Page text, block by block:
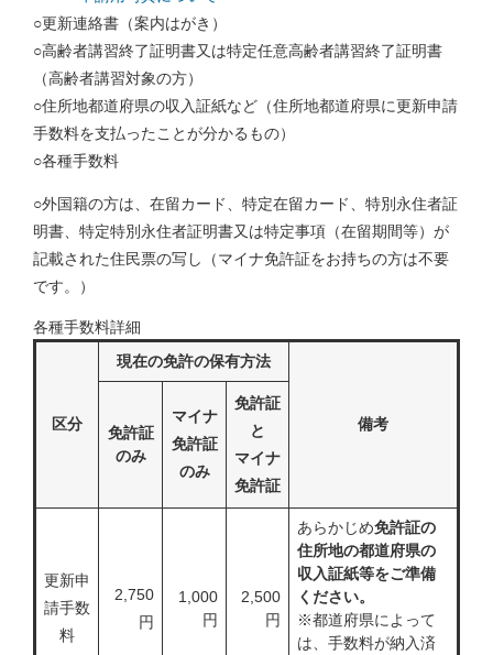
○更新連絡書（案内はがき）
○高齢者講習終了証明書又は特定任意高齢者講習終了証明書
（高齢者講習対象の方）
○住所地都道府県の収入証紙など（住所地都道府県に更新申請
手数料を支払ったことが分かるもの）
○各種手数料
○外国籍の方は、在留カード、特定在留カード、特別永住者証
明書、特定特別永住者証明書又は特定事項（在留期間等）が
記載された住民票の写し（マイナ免許証をお持ちの方は不要
です。）
各種手数料詳細
区分
現在の免許の保有方法
備考
免許証
のみ
マイナ
免許証
のみ
免許証
と
マイナ
免許証
更新申
請手数
料
2,750
円
1,000
円
2,500
円
あらかじめ免許証の
住所地の都道府県の
収入証紙等をご準備
ください。
※都道府県によって
は、手数料が納入済